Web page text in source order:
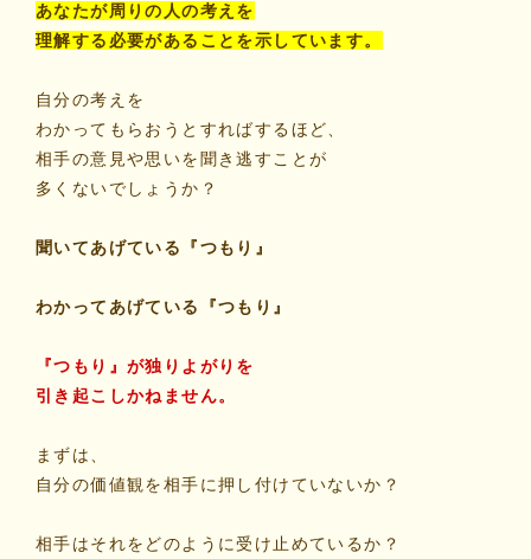
よくなるメッセージ
体験談
会社案内
あなたが周りの人の考えを
理解する必要があることを示しています。
自分の考えを
わかってもらおうとすればするほど、
相手の意見や思いを聞き逃すことが
多くないでしょうか？
聞いてあげている『つもり』
わかってあげている『つもり』
『つもり』が独りよがりを
引き起こしかねません。
まずは、
自分の価値観を相手に押し付けていないか？
相手はそれをどのように受け止めているか？